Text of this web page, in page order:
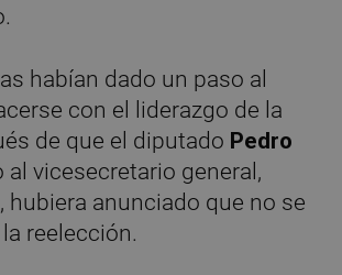
habían dado un paso al
con el liderazgo de la
de que el diputado Pedro
al vicesecretario general,
, hubiera anunciado que no se
reelección.